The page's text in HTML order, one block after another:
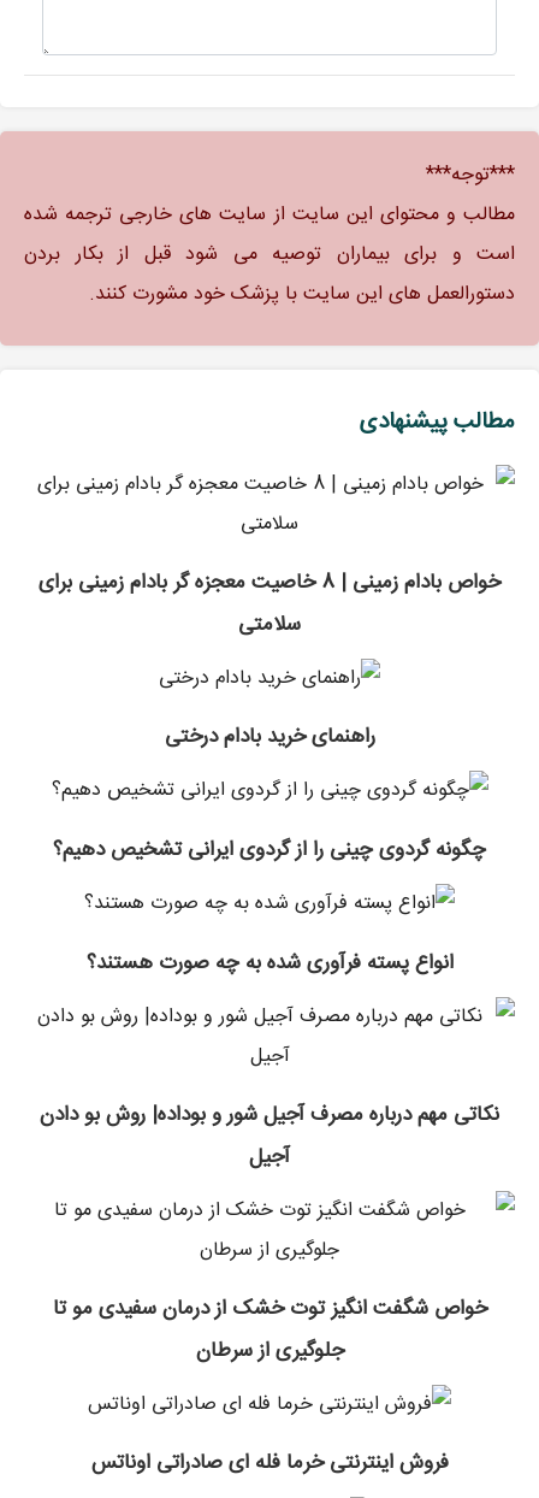
***توجه***
مطالب و محتوای این سایت از سایت های خارجی ترجمه شده
است و برای بیماران توصیه می شود قبل از بکار بردن
دستورالعمل های این سایت با پزشک خود مشورت کنند.
مطالب پیشنهادی
خواص بادام زمینی | 8 خاصیت معجزه گر بادام زمینی برای
سلامتی
راهنمای خرید بادام درختی
چگونه گردوی چینی را از گردوی ایرانی تشخیص دهیم؟
انواع پسته فرآوری ‌شده به چه صورت هستند؟
نکاتی مهم درباره مصرف آجیل شور و بوداده| روش بو دادن
آجیل
خواص شگفت انگیز توت خشک از درمان سفیدی مو تا
جلوگیری از سرطان
فروش اینترنتی خرما فله ای صادراتی اوناتس